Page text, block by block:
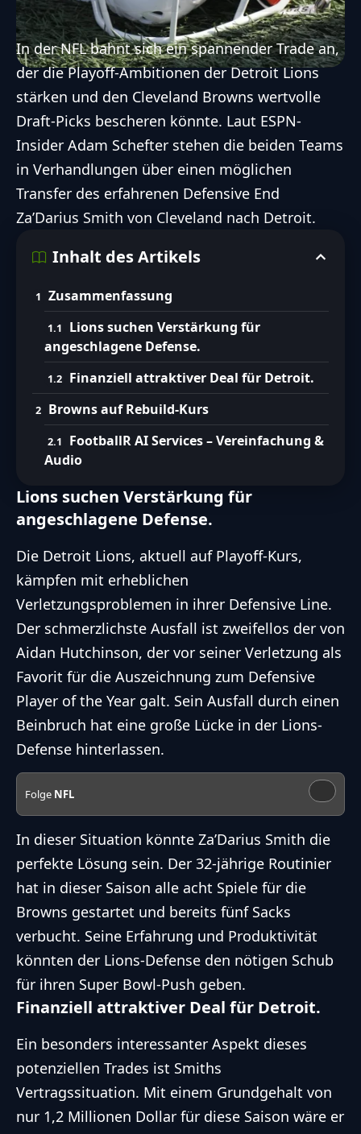
In derNFLbahnt sich ein spannender Trade an,
der die Playoff-Ambitionen derDetroit Lions
stärken und den Cleveland Browns wertvolle
Draft-Picks bescheren könnte. Laut ESPN-
Insider Adam Schefter stehen die beiden Teams
in Verhandlungen über einen möglichen
Transfer des erfahrenen Defensive End
Za’Darius Smith von Cleveland nach Detroit.
Inhalt des Artikels
Zusammenfassung
Lions suchen Verstärkung für
angeschlagene Defense.
Finanziell attraktiver Deal für Detroit.
Browns auf Rebuild-Kurs
FootballR AI Services – Vereinfachung &
Audio
Lions suchen Verstärkung für
angeschlagene Defense.
Die Detroit Lions, aktuell auf Playoff-Kurs,
kämpfen mit erheblichen
Verletzungsproblemen in ihrer Defensive Line.
Der schmerzlichste Ausfall ist zweifellos der von
Aidan Hutchinson, der vor seiner Verletzung als
Favorit für die Auszeichnung zum Defensive
Player of the Year galt. Sein Ausfall durch einen
Beinbruch hat eine große Lücke in der Lions-
Defense hinterlassen.
Folge NFL
In dieser Situation könnte Za’Darius Smith die
perfekte Lösung sein. Der 32-jährige Routinier
hat in dieser Saison alle acht Spiele für die
Browns gestartet und bereits fünf Sacks
verbucht. Seine Erfahrung und Produktivität
könnten der Lions-Defense den nötigen Schub
für ihren Super Bowl-Push geben.
Finanziell attraktiver Deal für Detroit.
Ein besonders interessanter Aspekt dieses
potenziellen Trades ist Smiths
Vertragssituation. Mit einem Grundgehalt von
nur 1,2 Millionen Dollar für diese Saison wäre er